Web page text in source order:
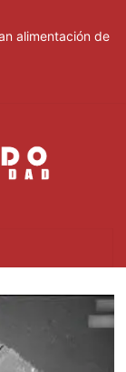
alimentación de
2026
sanciones a
la suspensión
de pesas de los